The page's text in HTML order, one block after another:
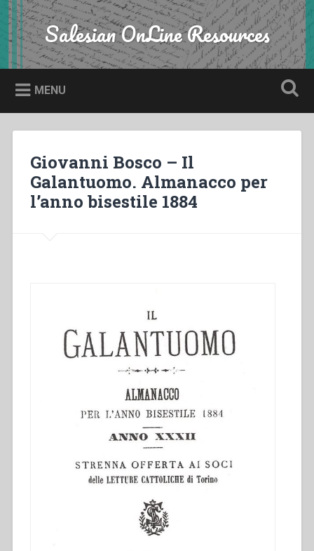
Skip
to
content
Search Salesian OnLine Resources
MENU
Giovanni Bosco – Il
Galantuomo. Almanacco per
l’anno bisestile 1884